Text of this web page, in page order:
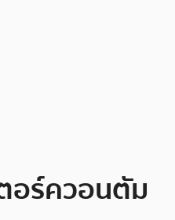
อร์ควอนตัม